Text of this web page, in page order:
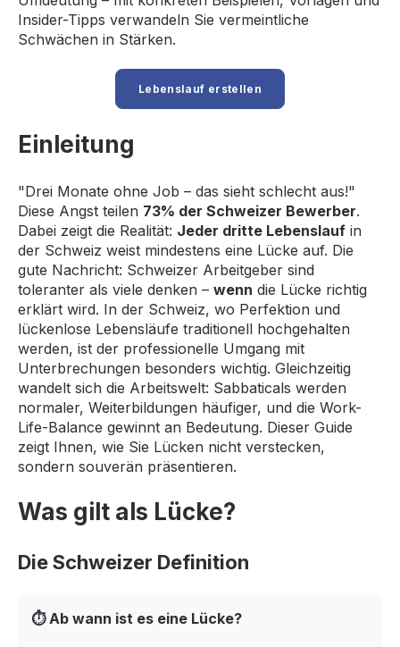
Insider-Tipps verwandeln Sie vermeintliche
Schwächen in Stärken.
Lebenslauf erstellen
Einleitung
"Drei Monate ohne Job – das sieht schlecht aus!"
Diese Angst teilen 73% der Schweizer Bewerber.
Dabei zeigt die Realität: Jeder dritte Lebenslauf in
der Schweiz weist mindestens eine Lücke auf. Die
gute Nachricht: Schweizer Arbeitgeber sind
toleranter als viele denken – wenn die Lücke richtig
erklärt wird. In der Schweiz, wo Perfektion und
lückenlose Lebensläufe traditionell hochgehalten
werden, ist der professionelle Umgang mit
Unterbrechungen besonders wichtig. Gleichzeitig
wandelt sich die Arbeitswelt: Sabbaticals werden
normaler, Weiterbildungen häufiger, und die Work-
Life-Balance gewinnt an Bedeutung. Dieser Guide
zeigt Ihnen, wie Sie Lücken nicht verstecken,
sondern souverän präsentieren.
Was gilt als Lücke?
Die Schweizer Definition
⏱️ Ab wann ist es eine Lücke?